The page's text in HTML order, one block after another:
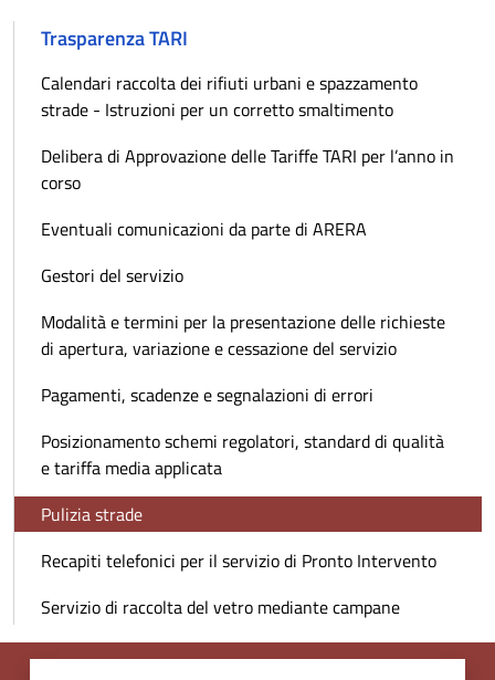
Trasparenza TARI
Calendari raccolta dei rifiuti urbani e spazzamento
strade - Istruzioni per un corretto smaltimento
Delibera di Approvazione delle Tariffe TARI per l’anno in
corso
Eventuali comunicazioni da parte di ARERA
Gestori del servizio
Modalità e termini per la presentazione delle richieste
di apertura, variazione e cessazione del servizio
Pagamenti, scadenze e segnalazioni di errori
Posizionamento schemi regolatori, standard di qualità
e tariffa media applicata
Pulizia strade
Recapiti telefonici per il servizio di Pronto Intervento
Servizio di raccolta del vetro mediante campane